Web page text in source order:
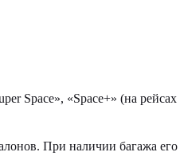
Space», «Space+» (на рейсах
При наличии багажа его